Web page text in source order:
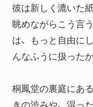
彼は新しく漉いた
眺めながらこう言
は、もっと自由に
んなふうに扱った
桐鳳堂の裏庭にあ
きの渋みや、湿っ